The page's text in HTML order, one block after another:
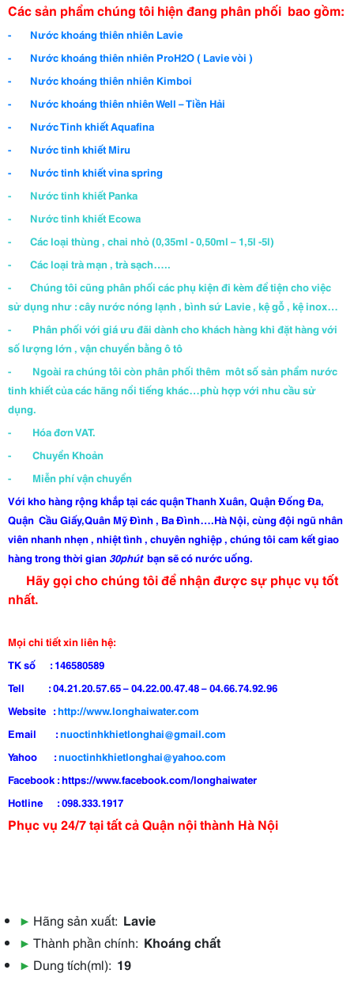
Các sản phẩm chúng tôi hiện đang phân phối bao gồm:
- Nước khoáng thiên nhiên Lavie
- Nước khoáng thiên nhiên ProH2O ( Lavie vòi )
- Nước khoáng thiên nhiên Kimboi
- Nước khoáng thiên nhiên Well – Tiền Hải
- Nước Tinh khiết Aquafina
- Nước tinh khiết Miru
- Nước tinh khiết vina spring
- Nước tinh khiết Panka
- Nước tinh khiết Ecowa
- Các loại thùng , chai nhỏ (0,35ml - 0,50ml – 1,5l -5l)
- Các loại trà mạn , trà sạch…..
- Chúng tôi cũng phân phối các phụ kiện đi kèm để tiện cho việc
sử dụng như : cây nước nóng lạnh , bình sứ Lavie , kệ gỗ , kệ inox…
- Phân phối với giá ưu đãi dành cho khách hàng khi đặt hàng với
số lượng lớn , vận chuyển bằng ô tô
- Ngoài ra chúng tôi còn phân phối thêm môt số sản phẩm nước
tinh khiết của các hãng nổi tiếng khác…phù hợp với nhu cầu sử
dụng.
- Hóa đơn VAT.
- Chuyển Khoản
- Miễn phí vận chuyển
Với kho hàng rộng khắp tại các quận Thanh Xuân, Quận Đống Đa,
Quận Cầu Giấy,Quân Mỹ Đình , Ba Đình….Hà Nội, cùng đội ngũ nhân
viên nhanh nhẹn , nhiệt tình , chuyên nghiệp , chúng tôi cam kết giao
hàng trong thời gian 30phút bạn sẽ có nước uống.
Hãy gọi cho chúng tôi để nhận được sự phục vụ tốt
nhất.
Mọi chi tiết xin liên hệ:
TK số : 146580589
Tell : 04.21.20.57.65 – 04.22.00.47.48 – 04.66.74.92.96
Website :http://www.longhaiwater.com
Email :nuoctinhkhietlonghai@gmail.com
Yahoo :nuoctinhkhietlonghai@yahoo.com
Facebook : https://www.facebook.com/longhaiwater
Hotline : 098.333.1917
Phục vụ 24/7 tại tất cả Quận nội thành Hà Nội
▶ Hãng sản xuất: Lavie
▶ Thành phần chính: Khoáng chất
▶ Dung tích(ml): 19